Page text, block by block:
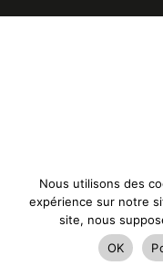
Nous utilisons des
expérience sur notre
site, nous
OK